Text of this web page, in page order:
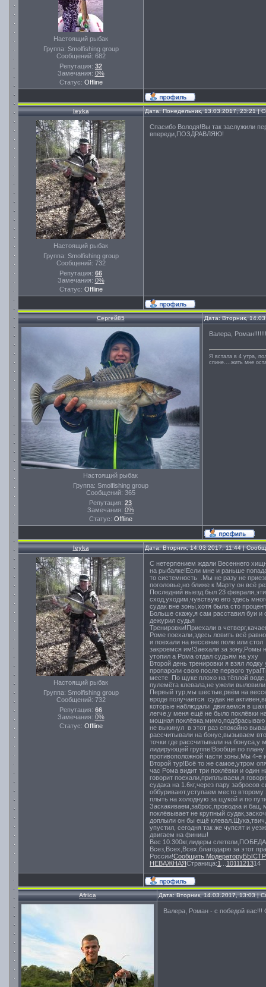
Настоящий рыбак
Группа: Smolfishing group
Сообщений: 682
Репутация: 32
Замечания: 0%
Статус: Offline
leyka Дата: Понедельник, 13.03.2017, 23:21 |
Настоящий рыбак
Группа: Smolfishing group
Сообщений: 732
Репутация: 66
Замечания: 0%
Статус: Offline
Спасибо Володя!Вы так заслужили
впереди,ПОЗДРАВЛЯЮ!
Сергей85 Дата: Вторник,
Настоящий рыбак
Группа: Smolfishing group
Сообщений: 365
Репутация: 23
Замечания: 0%
Статус: Offline
Валера,
Я встала в 4 утра,
спине....жить мне
leyka Дата: Вторник, 14.03.2017, 11:44 |
Настоящий рыбак
Группа: Smolfishing group
Сообщений: 732
Репутация: 66
Замечания: 0%
Статус: Offline
С нетерпением ждали Весеннего
на рыбалке!Если мне и раньше
то системность .Мы не разу не
поголовье,но ближе к Марту он всё
Последний выезд был 23
сход,уходим,чувствую его здесь
судак вне зоны,хотя была сто
Больше скажу,я сам расставил буи и
дежурил судья
Тренировки!Приехали в
Роме поехали,здесь ловить всё
и поехали на вессение поле или
закроемся им!Заехали за зону,Ромы
утопил а Рома отдал судьям на уху
Второй день тренировки я взял
пропароли свою после первого
месте По щуке плохо на тёплой
пулемёта клевала,не ужели
Первый тур,мы шестые,рвём на
вроде получается судак не
которые наблюдали двигаемся в
легче,у меня ещё не было поклёвки
мощная поклёвка,мимо,подбрасываю
не выкинул в этот раз спокойно
рассчитывали на бонус,вызываем
точки где рассчитывали на бонуса,у
лидирующей группе!Вообще по плану
противоположной части зоны.Мы 4-е
Второй тур!Всё то же самое,утром
час Рома видит три поклёвки и один
говорит поехали,приплываем,я
судака на 1.6кг,через пару забросов
оббуривают,уступаем место
плыть на холодную за щукой и по
Заскакиваем,заброс,проводка и
поклёвывает не крупный
доплыли он бы ещё
упустил, сегодня так же чупсят и
двигаем на финиш!
Вес 10.300кг,лидеры
Всез,Всех,Всех,благодарю за этот
России!Сообщить Модератору
НЕВАЖНАЯСтраница:1 1011121314
Africa Дата: Вторник, 14.03.2017, 13:03 |
Валера, Роман - с победой вас!!!